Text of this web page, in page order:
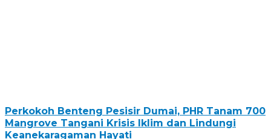
Perkokoh Benteng Pesisir Dumai, PHR Tanam 700
Mangrove Tangani Krisis Iklim dan Lindungi
Keanekaragaman Hayati